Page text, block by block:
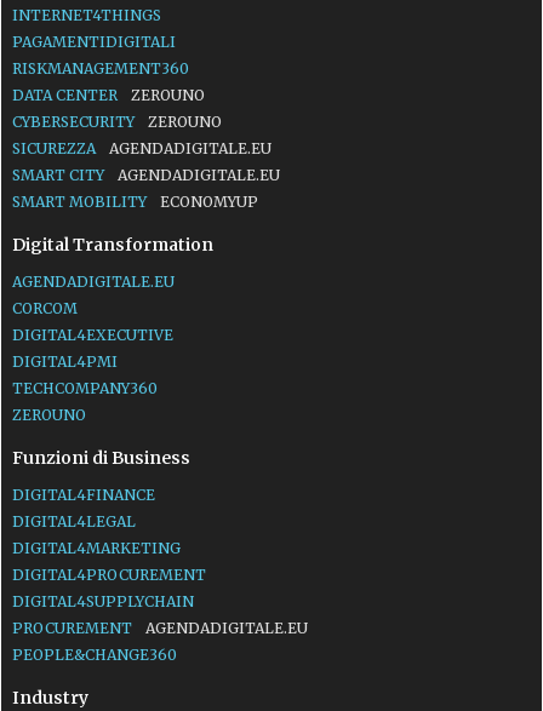
INTERNET4THINGS
PAGAMENTIDIGITALI
RISKMANAGEMENT360
DATA CENTER
ZEROUNO
CYBERSECURITY
ZEROUNO
SICUREZZA
AGENDADIGITALE.EU
SMART CITY
AGENDADIGITALE.EU
SMART MOBILITY
ECONOMYUP
Digital Transformation
AGENDADIGITALE.EU
CORCOM
DIGITAL4EXECUTIVE
DIGITAL4PMI
TECHCOMPANY360
ZEROUNO
Funzioni di Business
DIGITAL4FINANCE
DIGITAL4LEGAL
DIGITAL4MARKETING
DIGITAL4PROCUREMENT
DIGITAL4SUPPLYCHAIN
PROCUREMENT
AGENDADIGITALE.EU
PEOPLE&CHANGE360
Industry